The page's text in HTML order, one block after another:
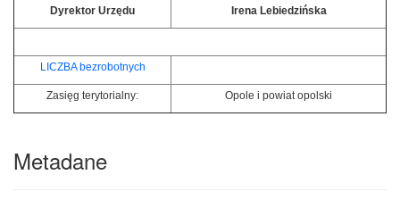
Dyrektor Urzędu Irena Lebiedzińska
LICZBA bezrobotnych
Zasięg terytorialny: Opole i powiat opolski
Metadane